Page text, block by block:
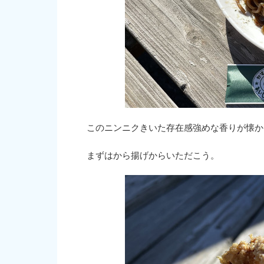
このニンニクきいた存在感強めな香りが懐
まずはから揚げからいただこう。